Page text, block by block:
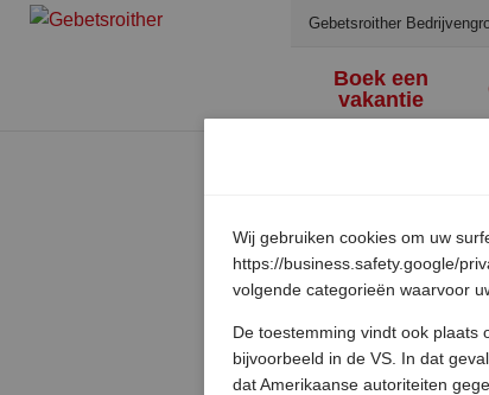
Gebetsroither
Boek een
vakantie
Wij gebruiken cookies om uw
https://business.safety.google/
volgende categorieën waarvoor
De toestemming vindt ook plaats
bijvoorbeeld in de VS. In dat
dat Amerikaanse autoriteiten